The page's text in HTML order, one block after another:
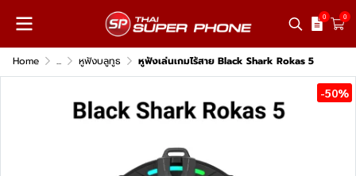
0 0
Home ... หูฟังบลูทูธ หูฟังเล่นเกมไร้สาย Black Shark Rokas 5
-50%